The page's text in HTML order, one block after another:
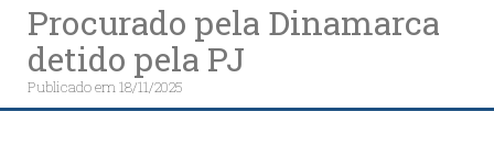
Procurado pela Dinamarca
detido pela PJ
Publicado em18/11/2025